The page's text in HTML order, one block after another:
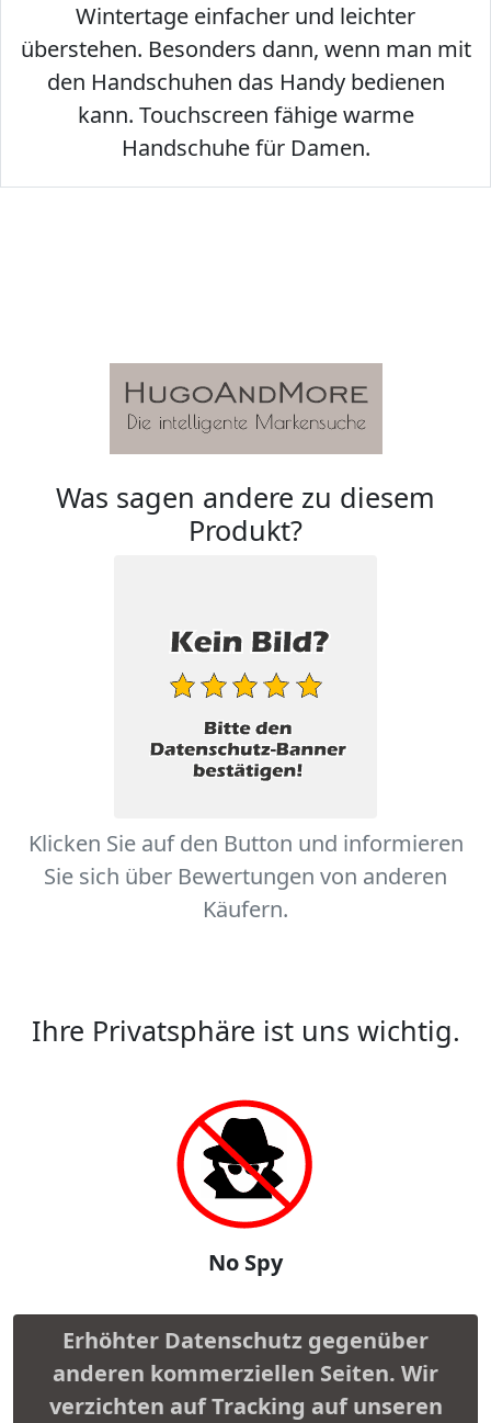
Wintertage einfacher und leichter
überstehen. Besonders dann, wenn man mit
den Handschuhen das Handy bedienen
kann. Touchscreen fähige warme
Handschuhe für Damen.
Was sagen andere zu diesem
Produkt?
Klicken Sie auf den Button und informieren
Sie sich über Bewertungen von anderen
Käufern.
Ihre Privatsphäre ist uns wichtig.
No Spy
Erhöhter Datenschutz gegenüber
anderen kommerziellen Seiten. Wir
verzichten auf Tracking auf unseren